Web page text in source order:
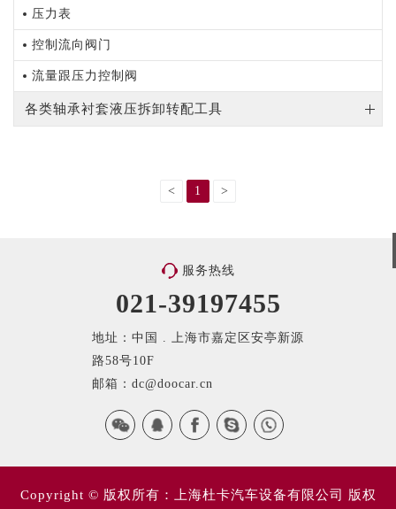
压力表
控制流向阀门
流量跟压力控制阀
各类轴承衬套液压拆卸转配工具
< 1 >
服务热线
021-39197455
地址：中国 . 上海市嘉定区安亭新源
路58号10F
邮箱：dc@doocar.cn
Copyright © 版权所有：上海杜卡汽车设备有限公司 版权